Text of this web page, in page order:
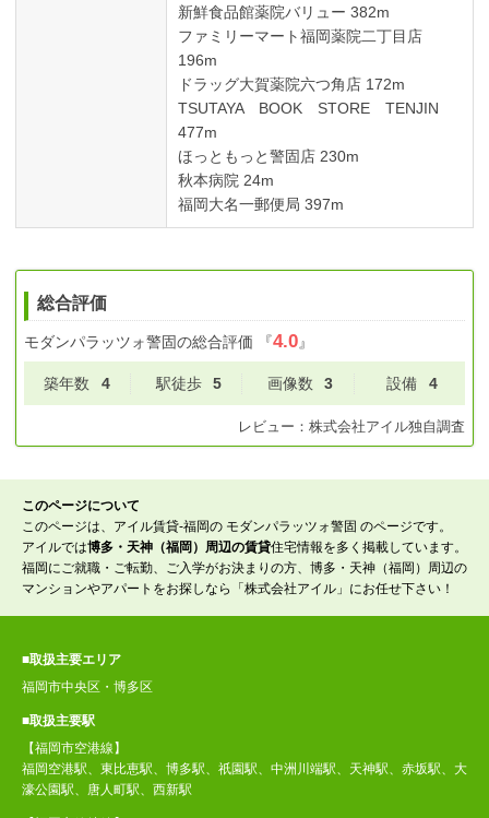
新鮮食品館薬院バリュー 382m
ファミリーマート福岡薬院二丁目店
196m
ドラッグ大賀薬院六つ角店 172m
TSUTAYA BOOK STORE TENJIN
477m
ほっともっと警固店 230m
秋本病院 24m
福岡大名一郵便局 397m
総合評価
モダンパラッツォ警固の総合評価 『4.0』
築年数 4 駅徒歩 5 画像数 3 設備 4
レビュー： 株式会社アイル独自調査
このページについて
このページは、アイル賃貸-福岡の モダンパラッツォ警固 のページです。
アイルでは博多・天神（福岡）周辺の賃貸住宅情報を多く掲載しています。
福岡にご就職・ご転勤、ご入学がお決まりの方、博多・天神（福岡）周辺の
マンションやアパートをお探しなら「株式会社アイル」にお任せ下さい！
■取扱主要エリア
福岡市中央区・博多区
■取扱主要駅
【福岡市空港線】
福岡空港駅、東比恵駅、博多駅、祇園駅、中洲川端駅、天神駅、赤坂駅、大
濠公園駅、唐人町駅、西新駅